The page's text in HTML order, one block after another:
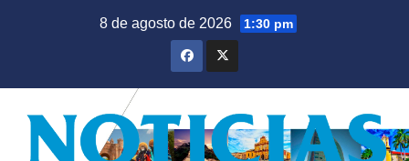
8 de agosto de 2026 1:30 pm